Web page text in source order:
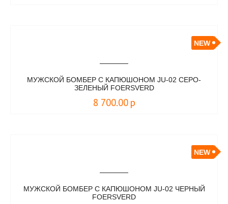
NEW
МУЖСКОЙ БОМБЕР С КАПЮШОНОМ JU-02 СЕРО-
ЗЕЛЕНЫЙ FOERSVERD
8 700.00 р
NEW
МУЖСКОЙ БОМБЕР С КАПЮШОНОМ JU-02 ЧЕРНЫЙ
FOERSVERD